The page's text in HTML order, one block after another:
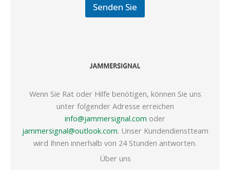
Senden Sie
Wenn Sie Rat oder Hilfe benötigen, können Sie uns
unter folgender Adresse erreichen
info@jammersignal.com oder
jammersignal@outlook.com. Unser Kundendienstteam
wird Ihnen innerhalb von 24 Stunden antworten.
Über uns